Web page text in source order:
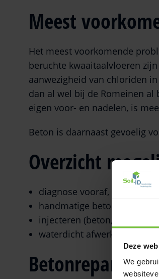
Deze
We
Meest
Het meest voorkomende
beruchte kwaaitaalvloeren
aanwezigheid van chloriden
dan al wel bij de Romeinen
eigen voor- en nadelen, is
Beton is daarnaast gevoelig
Overzicht
diagnose vooraf, probleem
handmatige betonreparatie;
injecteren (beton,
waterdicht afwerken,
Betonreparatie